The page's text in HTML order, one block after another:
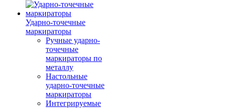
Ударно-точечные
маркираторы
Ручные ударно-
точечные
маркираторы по
металлу
Настольные
ударно-точечные
маркираторы
Интегрируемые